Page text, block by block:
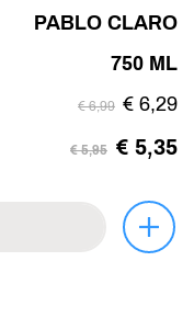
PABLO CLARO
750 ML
€ 6,99 € 6,29
€ 5,95 € 5,35